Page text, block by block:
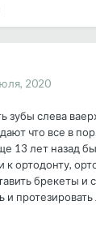
2020
зубы слева
что все в
13 лет назад
к ортодонту,
брекеты и
и протезировать